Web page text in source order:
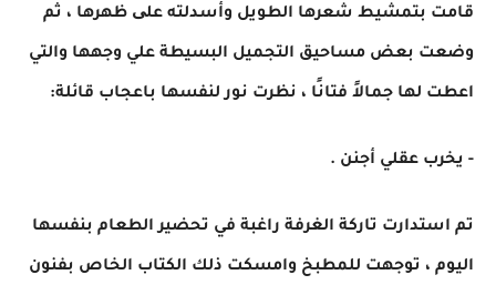
قامت بتمشيط شعرها الطويل وأسدلته علی ظهرها ، ثم
وضعت بعض مساحيق التجميل البسيطة علي وجهها والتي
اعطت لها جمالاً فتانًا ، نظرت نور لنفسها باعجاب قائلة:
- يخرب عقلي أجنن .
تم استدارت تاركة الغرفة راغبة في تحضير الطعام بنفسها
اليوم ، توجهت للمطبخ وامسكت ذلك الكتاب الخاص بفنون